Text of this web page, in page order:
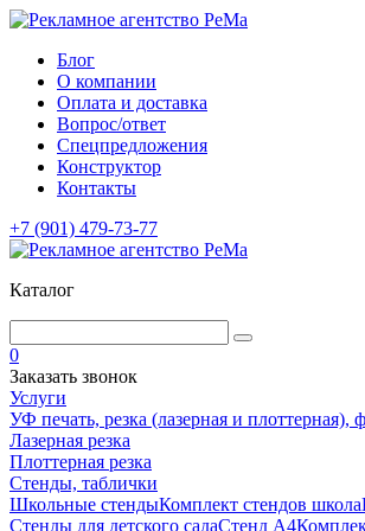
Блог
О компании
Оплата и доставка
Вопрос/ответ
Спецпредложения
Конструктор
Контакты
+7 (901) 479-73-77
Каталог
0
Заказать звонок
Услуги
УФ печать, резка (лазерная и плоттерная),
Лазерная резка
Плоттерная резка
Стенды, таблички
Школьные стендыКомплект стендов школа
Стенды для детского садаСтенд А4